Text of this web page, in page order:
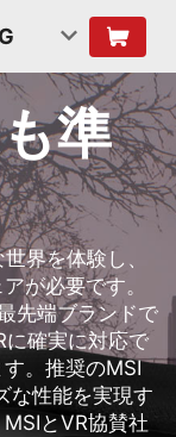
準
界を体験し、
が必要です。
先端ブランドで
に確実に対応で
。推奨のMSI
な性能を実現す
とVR協賛社